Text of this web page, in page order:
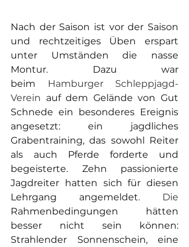
Nach der Saison ist vor der Saison
und rechtzeitiges Üben erspart
unter Umständen die nasse
Montur. Dazu war
beim
Hamburger Schleppjagd-
Verein auf dem Gelände von Gut
Schnede ein besonderes Ereignis
angesetzt: ein jagdliches
Grabentraining, das sowohl Reiter
als auch Pferde forderte und
begeisterte. Zehn passionierte
Jagdreiter hatten sich für diesen
Lehrgang angemeldet
Rahmenbedingungen hätten
besser nicht sein können:
Strahlender Sonnenschein, eine